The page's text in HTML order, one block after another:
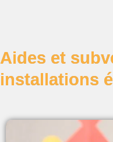
Aides et
installations